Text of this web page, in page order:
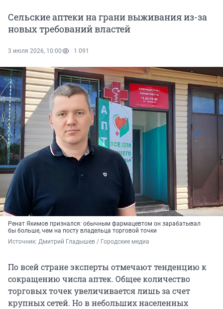
Сельские аптеки на грани выживания из-за
новых требований властей
3 июля 2026, 10:00 1 091
Ренат Якимов признался: обычным фармацевтом он зарабатывал
бы больше, чем на посту владельца торговой точки
Источник: Дмитрий Гладышев / Городские медиа
По всей стране эксперты отмечают тенденцию к
сокращению числа аптек. Общее количество
торговых точек увеличивается лишь за счет
крупных сетей. Но в небольших населенных